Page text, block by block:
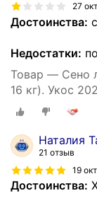
27
Достоинства:
Недостатки:
Товар — Сено
16 кг). Укос
Натуральный
Наталия
21 отзыв
19
Достоинства: